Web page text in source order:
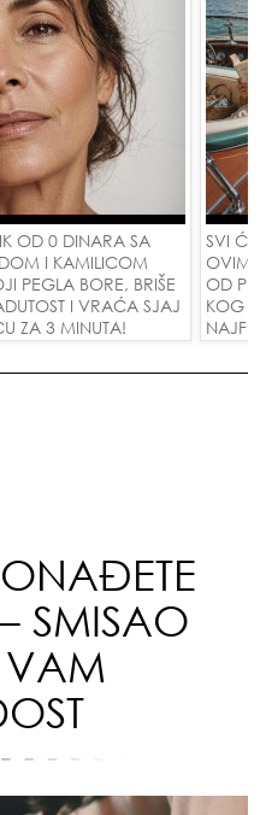
OD 0 DINARA SA
I KAMILICOM
PEGLA BORE, BRIŠE
I VRAĆA SJAJ
ZA 3 MINUTA!
SVI ĆE
OVIM
OD
KOG
SMISAO
VAM